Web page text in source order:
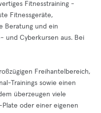
Fitnesstraining -
Fitnessgeräte,
Beratung und ein
und Cyberkursen aus. Bei
Freihantelbereich,
Trainings sowie einen
überzeugen viele
oder einer eigenen